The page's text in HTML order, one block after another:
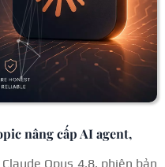
nâng cấp AI agent,
Opus 4.8, phiên bản